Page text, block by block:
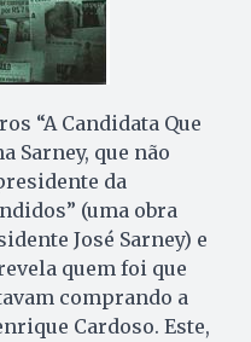
“A Candidata Que
Sarney, que não
da
(uma obra
José Sarney) e
quem foi que
comprando a
Cardoso. Este,